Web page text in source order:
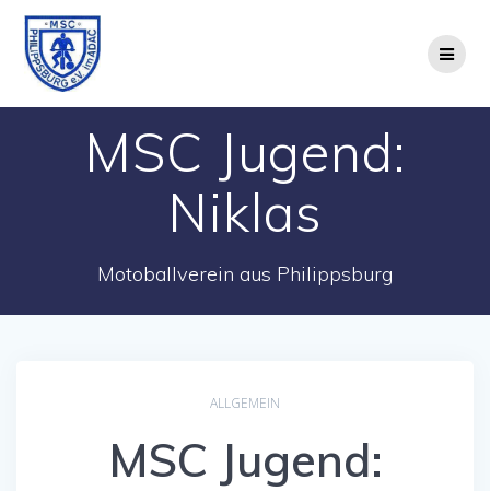
MSC Jugend:
Niklas
Motoballverein aus Philippsburg
ALLGEMEIN
MSC Jugend: